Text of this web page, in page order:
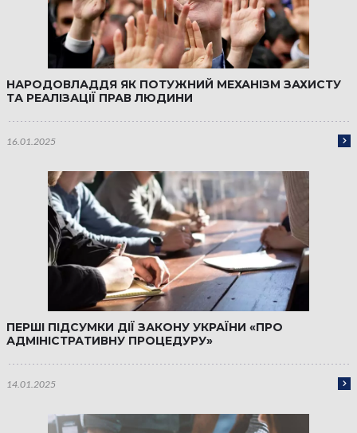
НАРОДОВЛАДДЯ ЯК ПОТУЖНИЙ МЕХАНІЗМ ЗАХИСТУ
ТА РЕАЛІЗАЦІЇ ПРАВ ЛЮДИНИ
16.01.2025
ПЕРШІ ПІДСУМКИ ДІЇ ЗАКОНУ УКРАЇНИ «ПРО
АДМІНІСТРАТИВНУ ПРОЦЕДУРУ»
14.01.2025